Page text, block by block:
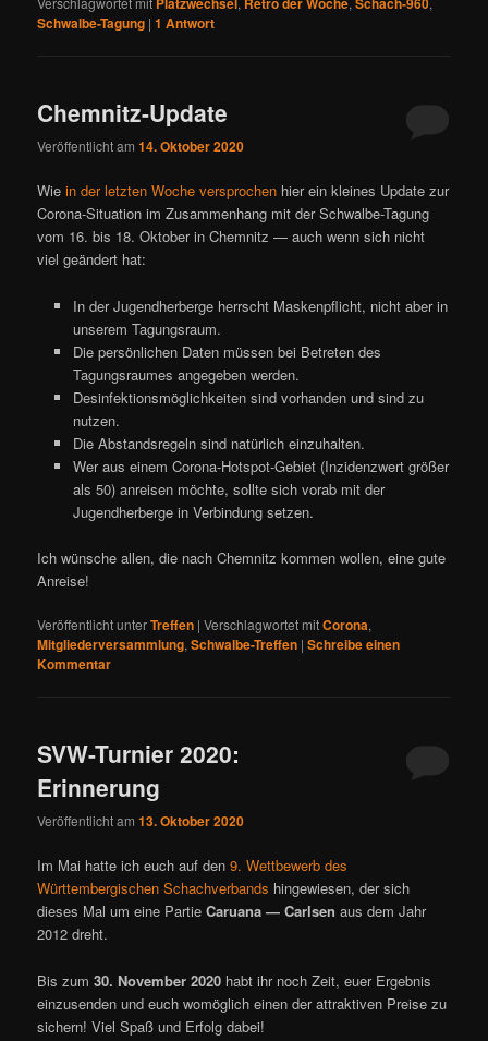
Schwalbe-Tagung |1 Antwort
Chemnitz-Update
Veröffentlicht am14. Oktober 2020
Wiein der letzten Woche versprochen hier ein kleines Update zur
Corona-Situation im Zusammenhang mit der Schwalbe-Tagung
vom 16. bis 18. Oktober in Chemnitz — auch wenn sich nicht
viel geändert hat:
In der Jugendherberge herrscht Maskenpflicht, nicht aber in
unserem Tagungsraum.
Die persönlichen Daten müssen bei Betreten des
Tagungsraumes angegeben werden.
Desinfektionsmöglichkeiten sind vorhanden und sind zu
nutzen.
Die Abstandsregeln sind natürlich einzuhalten.
Wer aus einem Corona-Hotspot-Gebiet (Inzidenzwert größer
als 50) anreisen möchte, sollte sich vorab mit der
Jugendherberge in Verbindung setzen.
Ich wünsche allen, die nach Chemnitz kommen wollen, eine gute
Anreise!
Veröffentlicht unterTreffen |Verschlagwortet mitCorona,
Mitgliederversammlung,Schwalbe-Treffen |Schreibe einen
Kommentar
SVW-Turnier 2020:
Erinnerung
Veröffentlicht am13. Oktober 2020
Im Mai hatte ich euch auf den9. Wettbewerb des
Württembergischen Schachverbands hingewiesen, der sich
dieses Mal um eine PartieCaruana — Carlsen aus dem Jahr
2012 dreht.
Bis zum30. November 2020 habt ihr noch Zeit, euer Ergebnis
einzusenden und euch womöglich einen der attraktiven Preise zu
sichern! Viel Spaß und Erfolg dabei!